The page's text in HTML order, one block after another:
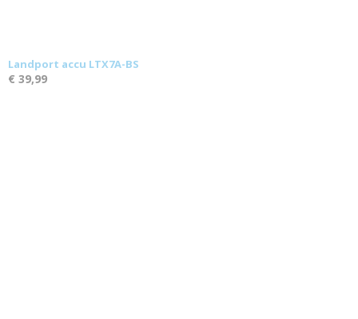
Landport accu LTX7A-BS
€ 39,99